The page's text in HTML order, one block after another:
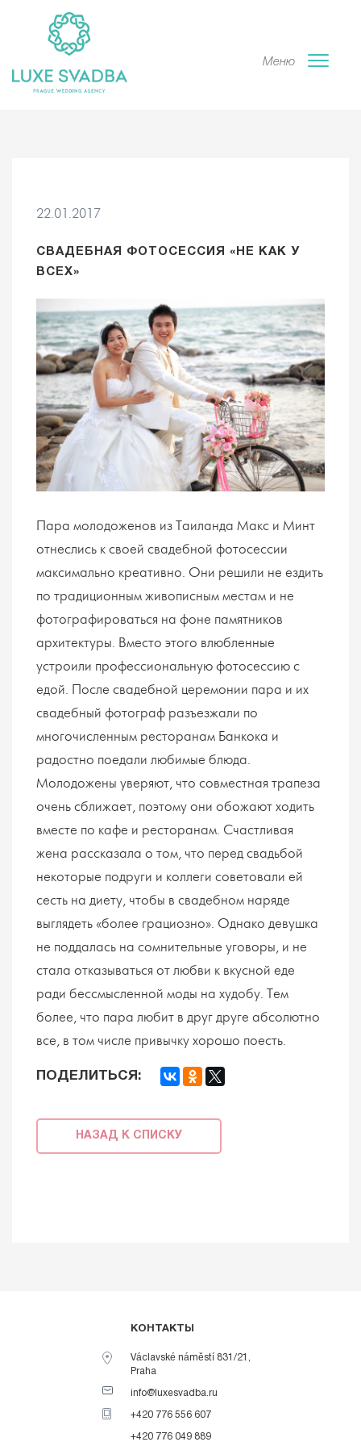
Меню
22.01.2017
СВАДЕБНАЯ ФОТОСЕССИЯ «НЕ КАК У
ВСЕХ»
Пара молодоженов из Таиланда Макс и Минт
отнеслись к своей свадебной фотосессии
максимально креативно. Они решили не ездить
по традиционным живописным местам и не
фотографироваться на фоне памятников
архитектуры. Вместо этого влюбленные
устроили профессиональную фотосессию с
едой. После свадебной церемонии пара и их
свадебный фотограф разъезжали по
многочисленным ресторанам Банкока и
радостно поедали любимые блюда.
Молодожены уверяют, что совместная трапеза
очень сближает, поэтому они обожают ходить
вместе по кафе и ресторанам. Счастливая
жена рассказала о том, что перед свадьбой
некоторые подруги и коллеги советовали ей
сесть на диету, чтобы в свадебном наряде
выглядеть «более грациозно». Однако девушка
не поддалась на сомнительные уговоры, и не
стала отказываться от любви к вкусной еде
ради бессмысленной моды на худобу. Тем
более, что пара любит в друг друге абсолютно
все, в том числе привычку хорошо поесть.
ПОДЕЛИТЬСЯ:
НАЗАД К СПИСКУ
КОНТАКТЫ
Václavské náměstí 831/21,
Praha
info@luxesvadba.ru
+420 776 556 607
+420 776 049 889